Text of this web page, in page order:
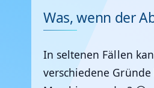
Was, wenn der
In seltenen Fällen
verschiedene